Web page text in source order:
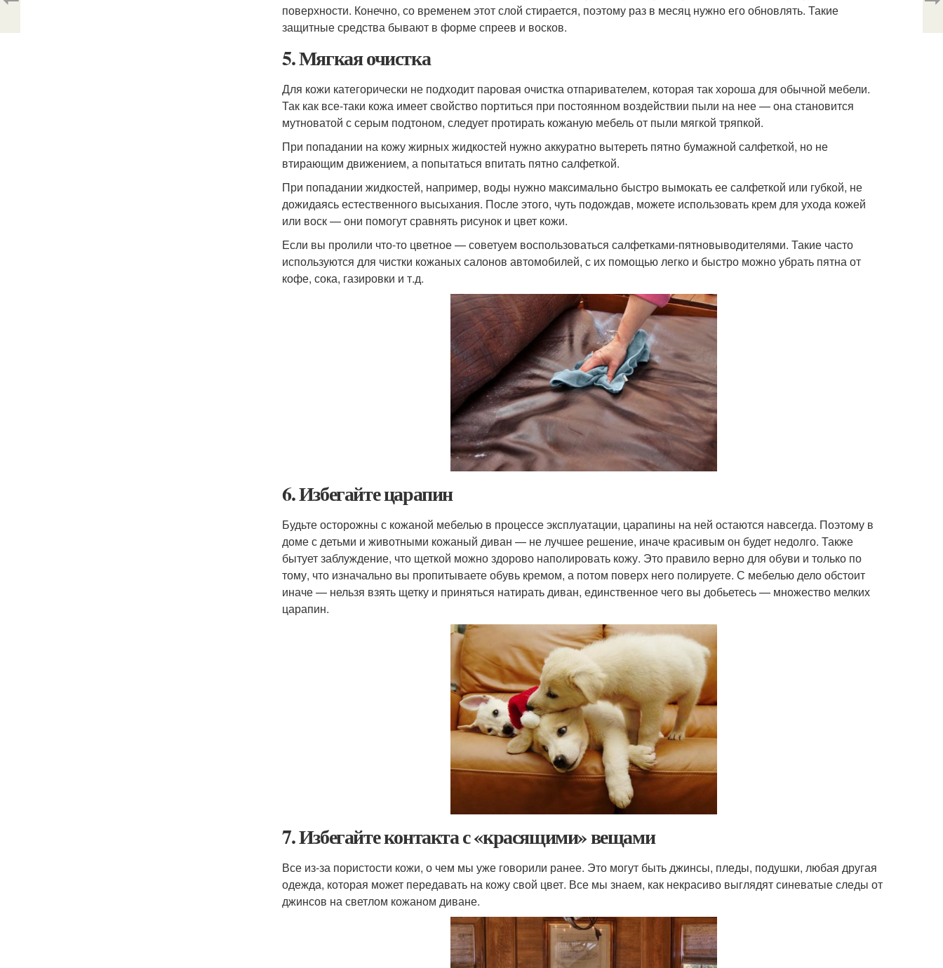
поверхности. Конечно, со временем этот слой стирается, поэтому раз в месяц нужно его обновлять. Такие
защитные средства бывают в форме спреев и восков.
5. Мягкая очистка
Для кожи категорически не подходит паровая очистка отпаривателем, которая так хороша для обычной мебели.
Так как все-таки кожа имеет свойство портиться при постоянном воздействии пыли на нее — она становится
мутноватой с серым подтоном, следует протирать кожаную мебель от пыли мягкой тряпкой.
При попадании на кожу жирных жидкостей нужно аккуратно вытереть пятно бумажной салфеткой, но не
втирающим движением, а попытаться впитать пятно салфеткой.
При попадании жидкостей, например, воды нужно максимально быстро вымокать ее салфеткой или губкой, не
дожидаясь естественного высыхания. После этого, чуть подождав, можете использовать крем для ухода кожей
или воск — они помогут сравнять рисунок и цвет кожи.
Если вы пролили что-то цветное — советуем воспользоваться салфетками-пятновыводителями. Такие часто
используются для чистки кожаных салонов автомобилей, с их помощью легко и быстро можно убрать пятна от
кофе, сока, газировки и т.д.
6. Избегайте царапин
Будьте осторожны с кожаной мебелью в процессе эксплуатации, царапины на ней остаются навсегда. Поэтому в
доме с детьми и животными кожаный диван — не лучшее решение, иначе красивым он будет недолго. Также
бытует заблуждение, что щеткой можно здорово наполировать кожу. Это правило верно для обуви и только по
тому, что изначально вы пропитываете обувь кремом, а потом поверх него полируете. С мебелью дело обстоит
иначе — нельзя взять щетку и приняться натирать диван, единственное чего вы добьетесь — множество мелких
царапин.
7. Избегайте контакта с «красящими» вещами
Все из-за пористости кожи, о чем мы уже говорили ранее. Это могут быть джинсы, пледы, подушки, любая другая
одежда, которая может передавать на кожу свой цвет. Все мы знаем, как некрасиво выглядят синеватые следы от
джинсов на светлом кожаном диване.